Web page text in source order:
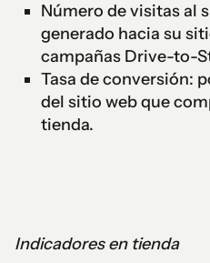
Número de visitas al
generado hacia su
campañas Drive-to-
Tasa de conversión:
del sitio web que
tienda.
Indicadores en tienda